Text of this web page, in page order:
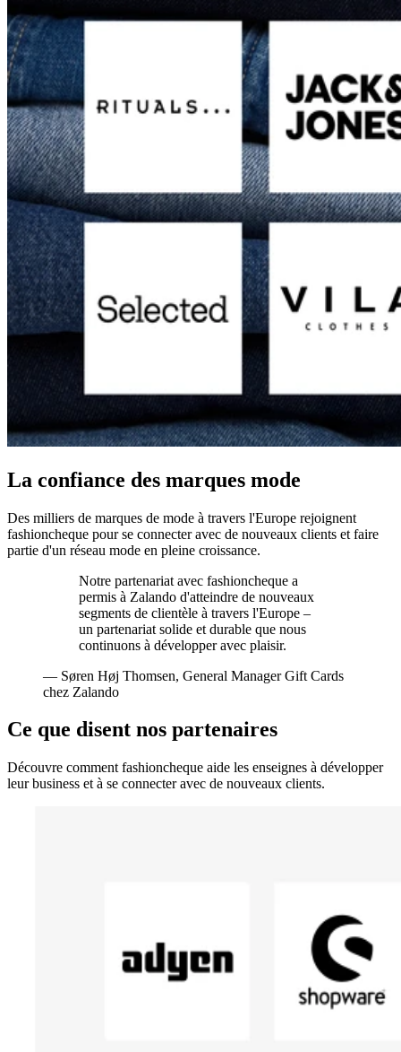
La confiance des marques mode
Des milliers de marques de mode à travers l'Europe rejoignent
fashioncheque pour se connecter avec de nouveaux clients et faire
partie d'un réseau mode en pleine croissance.
Notre partenariat avec fashioncheque a
permis à Zalando d'atteindre de nouveaux
segments de clientèle à travers l'Europe –
un partenariat solide et durable que nous
continuons à développer avec plaisir.
— Søren Høj Thomsen, General Manager Gift Cards
chez Zalando
Ce que disent nos partenaires
Découvre comment fashioncheque aide les enseignes à développer
leur business et à se connecter avec de nouveaux clients.